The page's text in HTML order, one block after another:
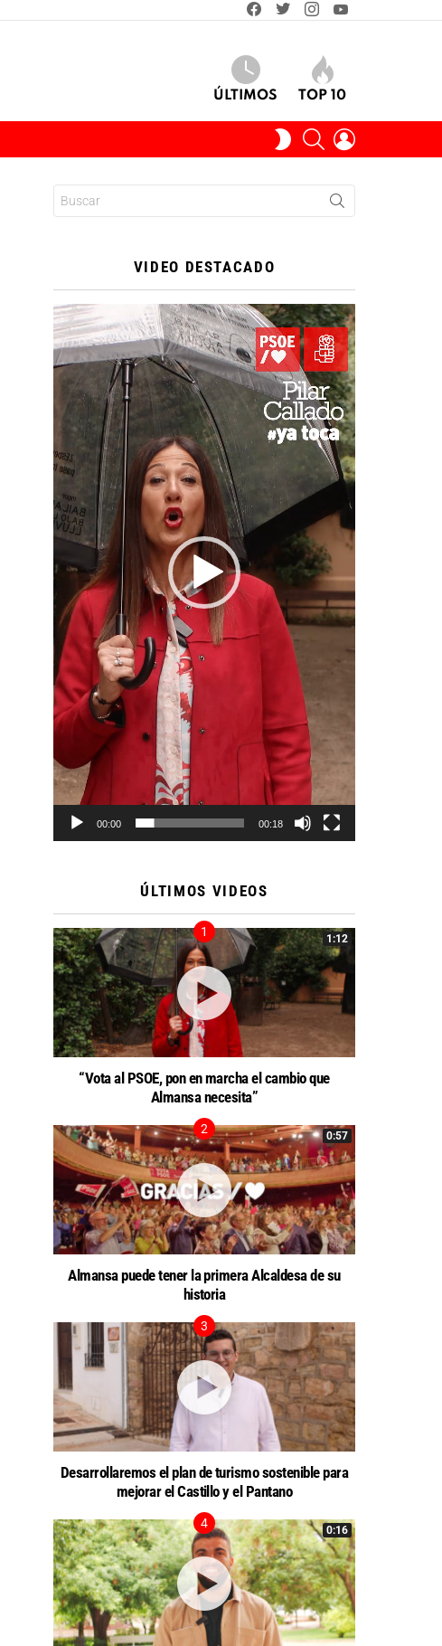
ÚLTIMOS TOP 10
SWITCH
SKIN
BUSCAR
VIDEO DESTACADO
Reproductor
de
vídeo
00:00 00:18
ÚLTIMOS VIDEOS
1:12
“Vota al PSOE, pon en marcha el cambio que
Almansa necesita”
0:57
Almansa puede tener la primera Alcaldesa de su
historia
Desarrollaremos el plan de turismo sostenible para
mejorar el Castillo y el Pantano
0:16